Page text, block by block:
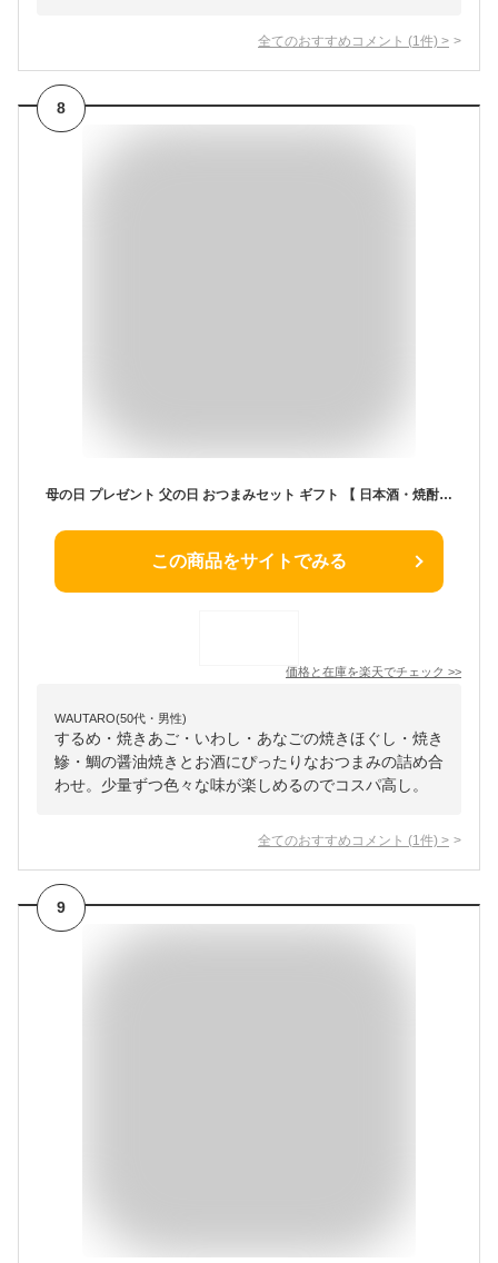
全てのおすすめコメント (1 件) >
8
母の日 プレゼント 父の日 おつまみセット ギフト 【 日本酒・焼酎党 おつまみ 6選 】 父の日ギフト つまみ 実用的 誕生日プレゼント 父 父親 おつまみギフト 誕生日 退職祝い 海鮮 男性 珍味 セット 詰め合わせ お酒 内祝い お父さん 食べ物 ビール 酒の肴 酒 紙袋対応可
この商品をサイトでみる
価格と在庫を楽天でチェック >>
WAUTARO(50代・男性)
するめ・焼きあご・いわし・あなごの焼きほぐし・焼き
鰺・鯛の醤油焼きとお酒にぴったりなおつまみの詰め合
わせ。少量ずつ色々な味が楽しめるのでコスパ高し。
全てのおすすめコメント (1 件) >
9